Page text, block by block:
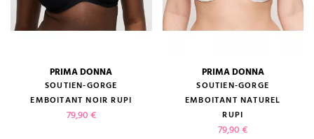
PRIMA DONNA
SOUTIEN-GORGE
EMBOITANT NOIR RUPI
Prix
79,90 €
PRIMA DONNA
SOUTIEN-GORGE
EMBOITANT NATUREL
RUPI
Prix
79,90 €